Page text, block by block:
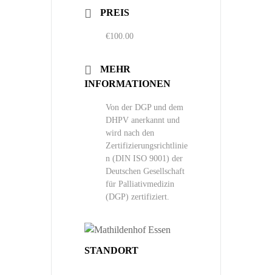
PREIS
€100.00
MEHR
INFORMATIONEN
Von der DGP und dem
DHPV anerkannt und
wird nach den
Zertifizierungsrichtlinie
n (DIN ISO 9001) der
Deutschen Gesellschaft
für Palliativmedizin
(DGP) zertifiziert.
STANDORT